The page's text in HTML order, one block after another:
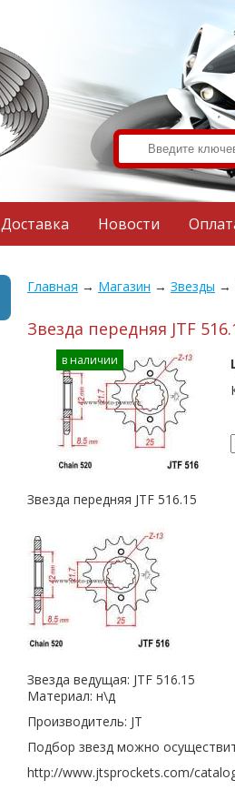
Доставка Новости
Главная → Магазин → Звезды →
Звезда передняя JTF
в наличии
Звезда передняя JTF 516.15
Звезда ведущая: JTF 516.15
Материал: н\д
Производитель: JT
Подбор звезд можно
http://www.jtsprockets.com/